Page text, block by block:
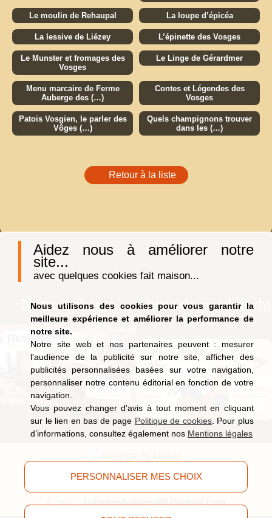
Aidez nous à améliorer notre
site...
avec quelques cookies fait maison...
Nous utilisons des cookies pour vous garantir la
meilleure expérience et améliorer la performance de
notre site.
Notre site web et nos partenaires peuvent : mesurer
l'audience de la publicité sur notre site, afficher des
publicités personnalisées basées sur votre navigation,
personnaliser notre contenu éditorial en fonction de votre
navigation.
Vous pouvez changer d'avis à tout moment en cliquant
sur le lien en bas de page Politique de cookies. Pour plus
d’informations, consultez également nos Mentions légales
PERSONNALISER MES CHOIX
Le moulin de Rehaupal La loupe d’épicéa
La lessive de Liézey L’épinette des Vosges
Le Munster et fromages des
Vosges
Le Linge de Gérardmer
Menu marcaire de Ferme
Auberge des (…)
Contes et Légendes des
Vosges
Patois Vosgien, le parler des
Vôges (…)
Quels champignons trouver
dans les (…)
Retour à la liste
Notre auberge
Vente de produit du
terroir
9, route de Saucefaing, 88400 Liézey(Vosges)
E-mail :aubergedeliezey88@gmail.com